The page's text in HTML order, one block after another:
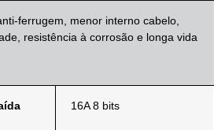
ferrugem, menor interno cabelo,
resistência à corrosão e longa vida
16A 8 bits